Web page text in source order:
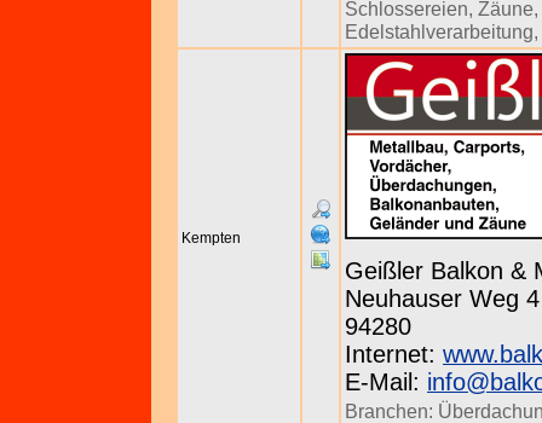
Schlossereien, Zäune,
Edelstahlverarbeitung,
Kempten
Geißler Balkon &
Neuhauser Weg
94280
Internet:
E-Mail:
Branchen: